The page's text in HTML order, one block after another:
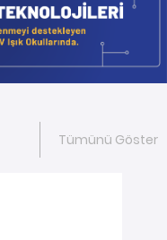
Tümünü Göster